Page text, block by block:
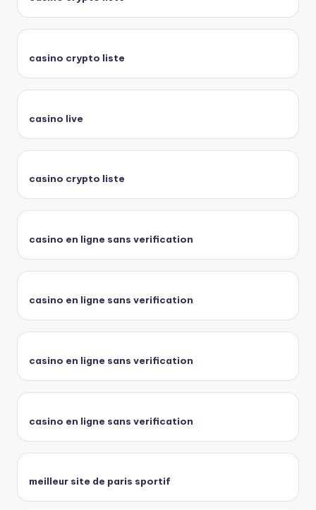
casino crypto liste
casino live
casino crypto liste
casino en ligne sans verification
casino en ligne sans verification
casino en ligne sans verification
casino en ligne sans verification
meilleur site de paris sportif